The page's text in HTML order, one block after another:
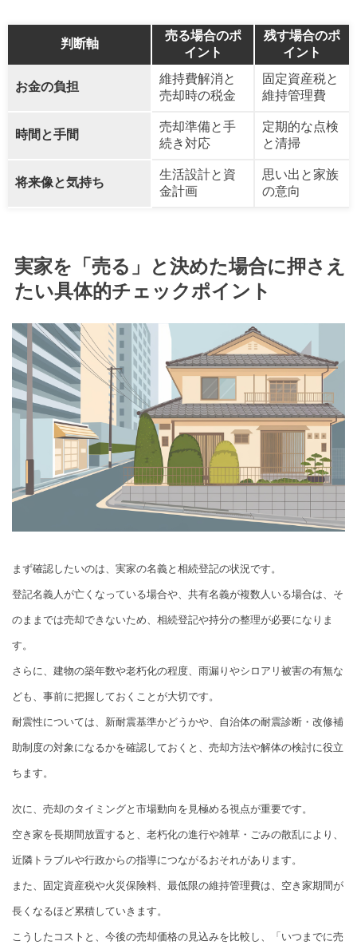
判断軸
売る場合のポ
イント
残す場合のポ
イント
お金の負担
維持費解消と
売却時の税金
固定資産税と
維持管理費
時間と手間
売却準備と手
続き対応
定期的な点検
と清掃
将来像と気持ち
生活設計と資
金計画
思い出と家族
の意向
実家を「売る」と決めた場合に押さえ
たい具体的チェックポイント
まず確認したいのは、実家の名義と相続登記の状況です。
登記名義人が亡くなっている場合や、共有名義が複数人いる場合は、そ
のままでは売却できないため、相続登記や持分の整理が必要になりま
す。
さらに、建物の築年数や老朽化の程度、雨漏りやシロアリ被害の有無な
ども、事前に把握しておくことが大切です。
耐震性については、新耐震基準かどうかや、自治体の耐震診断・改修補
助制度の対象になるかを確認しておくと、売却方法や解体の検討に役立
ちます。
次に、売却のタイミングと市場動向を見極める視点が重要です。
空き家を長期間放置すると、老朽化の進行や雑草・ごみの散乱により、
近隣トラブルや行政からの指導につながるおそれがあります。
また、固定資産税や火災保険料、最低限の維持管理費は、空き家期間が
長くなるほど累積していきます。
こうしたコストと、今後の売却価格の見込みを比較し、「いつまでに売